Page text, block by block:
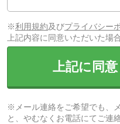
※利用規約及びプライバシー
上記内容に同意いただいた場
上記に同
※メール連絡をご希望でも、
と、やむなくお電話にてご連